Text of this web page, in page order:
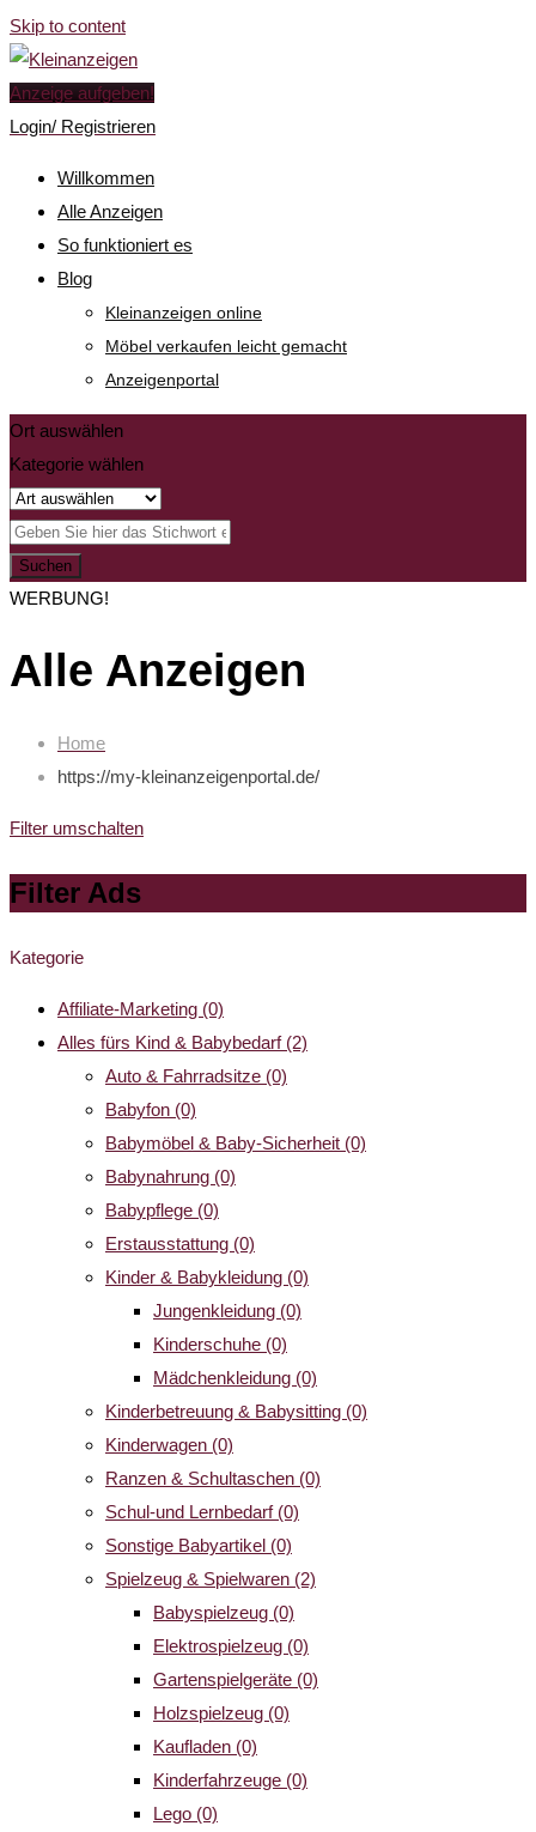
Skip to content
Anzeige aufgeben!
Login/ Registrieren
Willkommen
Alle Anzeigen
So funktioniert es
Blog
Kleinanzeigen online
Möbel verkaufen leicht gemacht
Anzeigenportal
Ort auswählen
Kategorie wählen
Suchen
WERBUNG!
Alle Anzeigen
Home
https://my-kleinanzeigenportal.de/
Filter umschalten
Filter Ads
Kategorie
Affiliate-Marketing (0)
Alles fürs Kind & Babybedarf (2)
Auto & Fahrradsitze (0)
Babyfon (0)
Babymöbel & Baby-Sicherheit (0)
Babynahrung (0)
Babypflege (0)
Erstausstattung (0)
Kinder & Babykleidung (0)
Jungenkleidung (0)
Kinderschuhe (0)
Mädchenkleidung (0)
Kinderbetreuung & Babysitting (0)
Kinderwagen (0)
Ranzen & Schultaschen (0)
Schul-und Lernbedarf (0)
Sonstige Babyartikel (0)
Spielzeug & Spielwaren (2)
Babyspielzeug (0)
Elektrospielzeug (0)
Gartenspielgeräte (0)
Holzspielzeug (0)
Kaufladen (0)
Kinderfahrzeuge (0)
Lego (0)